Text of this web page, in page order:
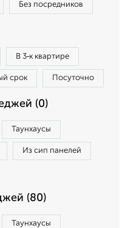
Без посредников
В 3‑к квартире
срок Посуточно
(0)
Таунхаусы
Из сип панелей
(80)
Таунхаусы